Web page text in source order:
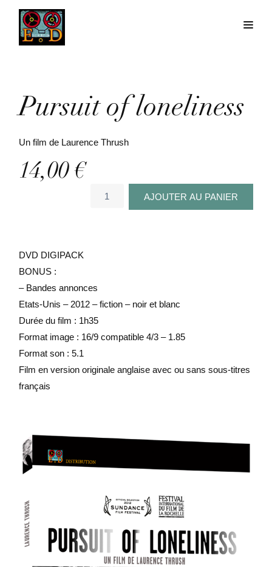
Pursuit of loneliness
Un film de Laurence Thrush
14,00€
AJOUTER AU PANIER
DVD DIGIPACK
BONUS :
– Bandes annonces
Etats-Unis – 2012 – fiction – noir et blanc
Durée du film : 1h35
Format image : 16/9 compatible 4/3 – 1.85
Format son : 5.1
Film en version originale anglaise avec ou sans sous-titres
français